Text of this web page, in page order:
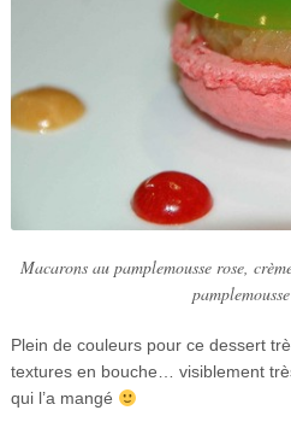
Macarons au pamplemousse rose,
Plein de couleurs pour ce dessert
textures en bouche… visiblement
qui l’a mangé